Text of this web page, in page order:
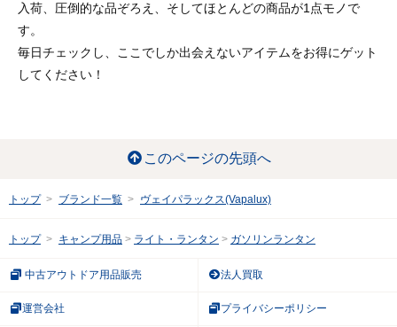
入荷、圧倒的な品ぞろえ、そしてほとんどの商品が1点モノで
す。
毎日チェックし、ここでしか出会えないアイテムをお得にゲット
してください！
このページの先頭へ
トップ ブランド一覧 ヴェイパラックス(Vapalux)
トップ キャンプ用品 ライト・ランタン ガソリンランタン
中古アウトドア用品販売 法人買取
運営会社 プライバシーポリシー